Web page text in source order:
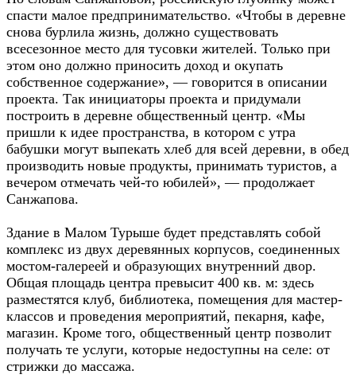
спасти малое предпринимательство. «Чтобы в деревне
снова бурлила жизнь, должно существовать
всесезонное место для тусовки жителей. Только при
этом оно должно приносить доход и окупать
собственное содержание», — говорится в описании
проекта. Так инициаторы проекта и придумали
построить в деревне общественный центр. «Мы
пришли к идее пространства, в котором с утра
бабушки могут выпекать хлеб для всей деревни, в обед
производить новые продукты, принимать туристов, а
вечером отмечать чей-то юбилей», — продолжает
Санжапова.
Здание в Малом Турыше будет представлять собой
комплекс из двух деревянных корпусов, соединенных
мостом-галереей и образующих внутренний двор.
Общая площадь центра превысит 400 кв. м: здесь
разместятся клуб, библиотека, помещения для мастер-
классов и проведения мероприятий, пекарня, кафе,
магазин. Кроме того, общественный центр позволит
получать те услуги, которые недоступны на селе: от
стрижки до массажа.